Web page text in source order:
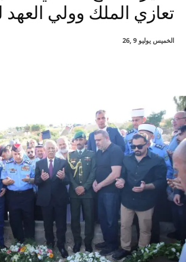
تعازي الملك وولي العهد
الخميس يوليو 9 ,26